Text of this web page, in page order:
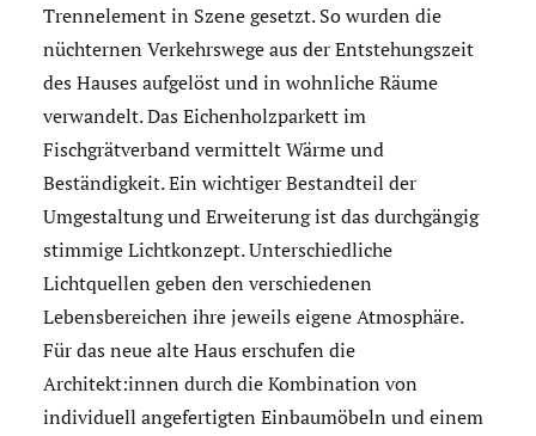
Trennelement in Szene gesetzt. So wurden die
nüchternen Verkehrswege aus der Entstehungszeit
des Hauses aufgelöst und in wohnliche Räume
verwandelt. Das Eichenholzparkett im
Fischgrätverband vermittelt Wärme und
Beständigkeit. Ein wichtiger Bestandteil der
Umgestaltung und Erweiterung ist das durchgängig
stimmige Lichtkonzept. Unterschiedliche
Lichtquellen geben den verschiedenen
Lebensbereichen ihre jeweils eigene Atmosphäre.
Für das neue alte Haus erschufen die
Architekt:innen durch die Kombination von
individuell angefertigten Einbaumöbeln und einem